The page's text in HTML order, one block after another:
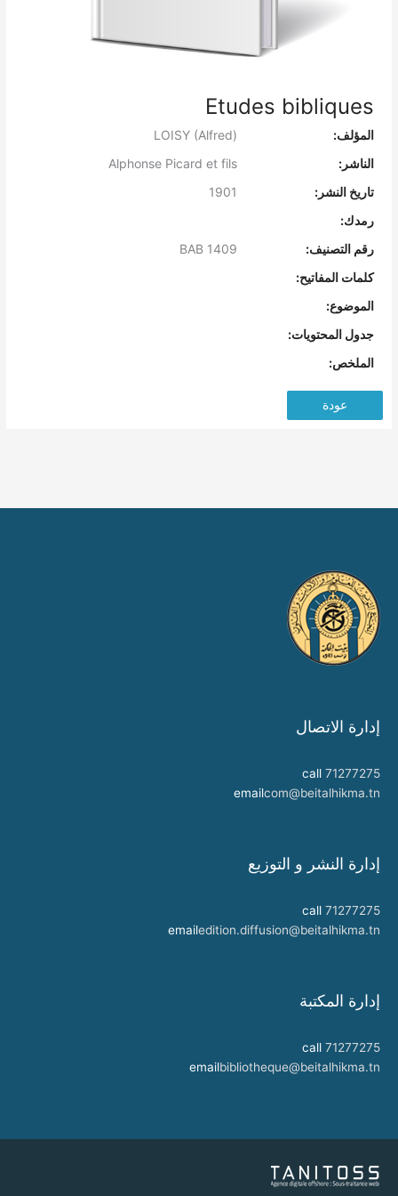
Etudes bibliques
المؤلف:
الناشر:
Alphonse Picard et fils
تاريخ النشر:
رمدك:
رقم التصنيف:
كلمات المفاتيح:
الموضوع:
جدول المحتويات:
الملخص:
عودة
إدارة الاتصال
call 71277275
emailcom@beitalhikma.tn
إدارة النشر و التوزيع
call 71277275
emailedition.diffusion@beitalhikma.tn
إدارة المكتبة
call 71277275
emailbibliotheque@beitalhikma.tn